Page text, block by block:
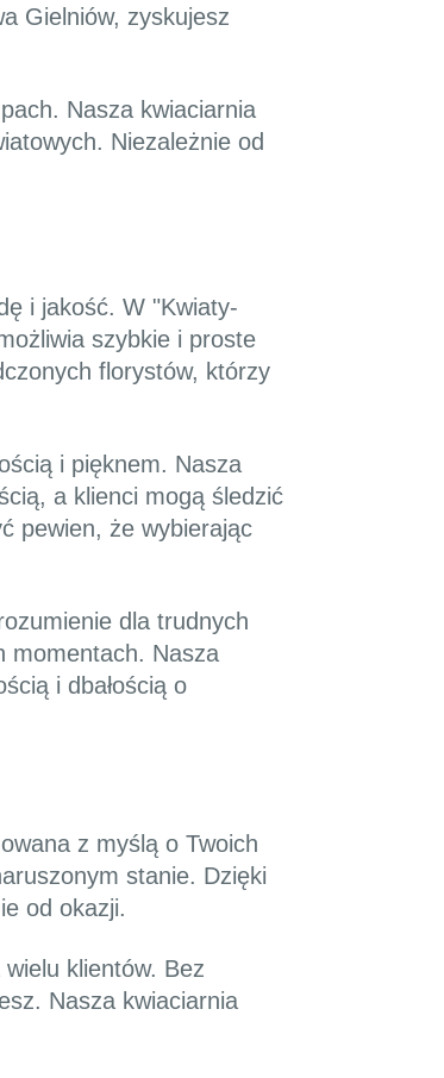
Gielniów, zyskujesz
Nasza kwiaciarnia
Niezależnie od
i jakość. W "Kwiaty-
szybkie i proste
florystów, którzy
i pięknem. Nasza
a klienci mogą śledzić
pewien, że wybierając
dla trudnych
momentach. Nasza
i dbałością o
z myślą o Twoich
stanie. Dzięki
od okazji.
klientów. Bez
Nasza kwiaciarnia